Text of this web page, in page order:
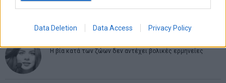
Data Deletion Data Access Privacy Policy
Η βία κατά των ζώων δεν αντέχει βολικές ερμηνείες